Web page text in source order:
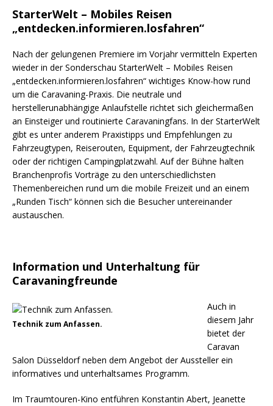
StarterWelt – Mobiles Reisen
„entdecken.informieren.losfahren“
Nach der gelungenen Premiere im Vorjahr vermitteln Experten
wieder in der Sonderschau StarterWelt – Mobiles Reisen
„entdecken.informieren.losfahren“ wichtiges Know-how rund
um die Caravaning-Praxis. Die neutrale und
herstellerunabhängige Anlaufstelle richtet sich gleichermaßen
an Einsteiger und routinierte Caravaningfans. In der StarterWelt
gibt es unter anderem Praxistipps und Empfehlungen zu
Fahrzeugtypen, Reiserouten, Equipment, der Fahrzeugtechnik
oder der richtigen Campingplatzwahl. Auf der Bühne halten
Branchenprofis Vorträge zu den unterschiedlichsten
Themenbereichen rund um die mobile Freizeit und an einem
„Runden Tisch“ können sich die Besucher untereinander
austauschen.
Information und Unterhaltung für
Caravaningfreunde
Technik zum Anfassen.
Auch in
diesem Jahr
bietet der
Caravan
Salon Düsseldorf neben dem Angebot der Aussteller ein
informatives und unterhaltsames Programm.
Im Traumtouren-Kino entführen Konstantin Abert, Jeanette